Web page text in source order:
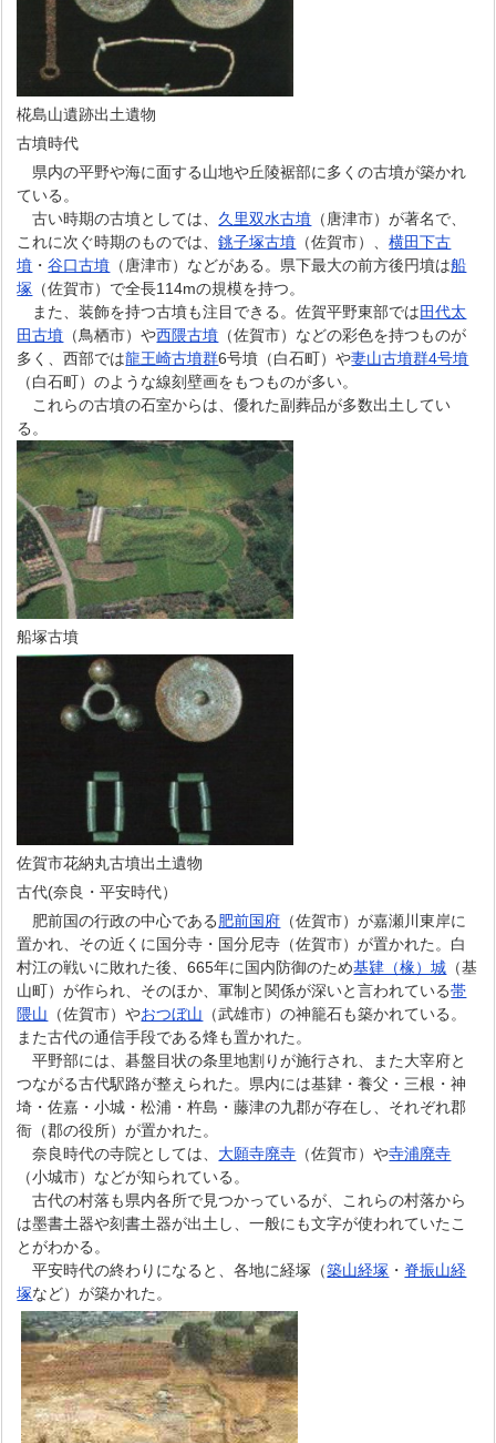
椛島山遺跡出土遺物
古墳時代
県内の平野や海に面する山地や丘陵裾部に多くの古墳が築かれ
ている。
古い時期の古墳としては、 久里双水古墳 （唐津市）が著名で、
これに次ぐ時期のものでは、銚子塚古墳 （佐賀市）、横田下古
墳 ・谷口古墳 （唐津市）などがある。県下最大の前方後円墳は船
塚 （佐賀市）で全長114mの規模を持つ。
また、装飾を持つ古墳も注目できる。佐賀平野東部では田代太
田古墳 （鳥栖市）や西隈古墳 （佐賀市）などの彩色を持つものが
多く、西部では龍王崎古墳群6号墳（白石町）や妻山古墳群4号墳
（白石町）のような線刻壁画をもつものが多い。
これらの古墳の石室からは、優れた副葬品が多数出土してい
る。
船塚古墳
佐賀市花納丸古墳出土遺物
古代(奈良・平安時代）
肥前国の行政の中心である肥前国府 （佐賀市）が嘉瀬川東岸に
置かれ、その近くに国分寺・国分尼寺（佐賀市）が置かれた。白
村江の戦いに敗れた後、665年に国内防御のため基肄（椽）城 （基
山町）が作られ、そのほか、軍制と関係が深いと言われている帯
隈山 （佐賀市）やおつぼ山 （武雄市）の神籠石も築かれている。
また古代の通信手段である烽も置かれた。
平野部には、碁盤目状の条里地割りが施行され、また大宰府と
つながる古代駅路が整えられた。県内には基肄・養父・三根・神
埼・佐嘉・小城・松浦・杵島・藤津の九郡が存在し、それぞれ郡
衙（郡の役所）が置かれた。
奈良時代の寺院としては、 大願寺廃寺 （佐賀市）や寺浦廃寺
（小城市）などが知られている。
古代の村落も県内各所で見つかっているが、これらの村落から
は墨書土器や刻書土器が出土し、一般にも文字が使われていたこ
とがわかる。
平安時代の終わりになると、各地に経塚（築山経塚 ・脊振山経
塚など）が築かれた。